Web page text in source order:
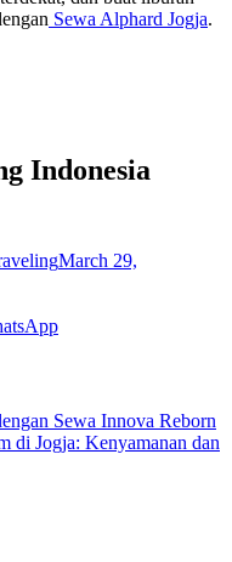
Sewa Alphard Jogja.
Indonesia
March 29,
Share
Sewa Innova Reborn
di Jogja: Kenyamanan dan